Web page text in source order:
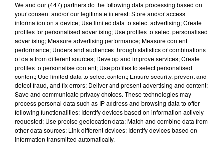
Lecture (4 min 17 sec)
100%
100% Radio les infos des Hautes-Pyrénées
We and our (447) partnersdo the following data processing based on
your consent and/or our legitimate interest: Store and/or access
information on a device; Use limited data to select advertising; Create
profiles for personalised advertising; Use profiles to select personalised
advertising; Measure advertising performance; Measure content
performance; Understand audiences through statistics or combinations
of data from different sources; Develop and improve services; Create
profiles to personalise content; Use profiles to select personalised
content; Use limited data to select content; Ensure security, prevent and
detect fraud, and fix errors; Deliver and present advertising and content;
Save and communicate privacy choices. These technologies may
process personal data such as IP address and browsing data to offer
following functionalities: Identify devices based on information actively
requested; Use precise geolocation data; Match and combine data from
other data sources; Link different devices; Identify devices based on
information transmitted automatically.